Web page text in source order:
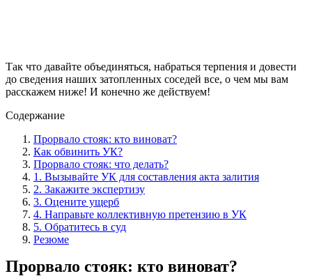
Так что давайте объединяться, набраться терпения и довести
до сведения наших затопленных соседей все, о чем мы вам
расскажем ниже! И конечно же действуем!
Содержание
Прорвало стояк: кто виноват?
Как обвинить УК?
Прорвало стояк: что делать?
1. Вызывайте УК для составления акта залития
2. Закажите экспертизу
3. Оцените ущерб
4. Направьте коллективную претензию в УК
5. Обратитесь в суд
Резюме
Прорвало стояк: кто виноват?